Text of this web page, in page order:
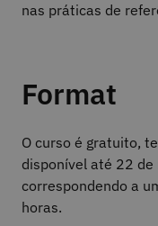
nas práticas de
Format
O curso é gratuito,
disponível até 22
correspondendo a
horas.